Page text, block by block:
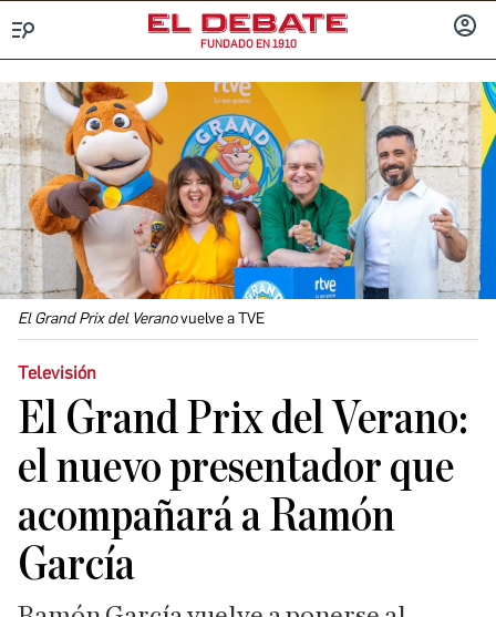
FUNDADO EN 1910
El Grand Prix del Veranovuelve a TVE
Televisión
El Grand Prix del Verano:
el nuevo presentador que
acompañará a Ramón
García